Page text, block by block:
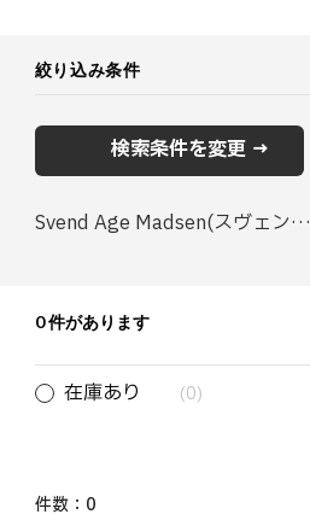
絞り込み条件
検索条件を変更 →
Svend Age Madsen(スヴェン・
0 件があります
在庫あり (0)
件数： 0